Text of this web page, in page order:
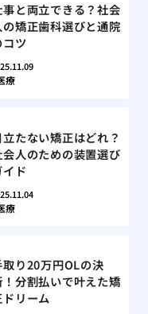
事と両立できる？社会
の矯正歯科選びと通院
コツ
療
立たない矯正はどれ？
会人のための装置選び
イド
療
取り20万円OLの決
！分割払いで叶えた矯
ドリーム